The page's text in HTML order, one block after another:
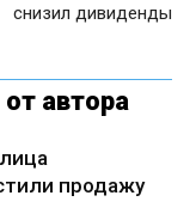
снизил дивиденды
автора
продажу